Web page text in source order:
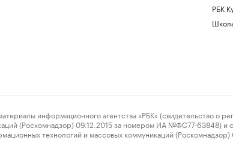
РБК
информационного агентства «РБК» (свидетельство о
(Роскомнадзор) 09.12.2015 за номером ИА №ФС77-63848) и
технологий и массовых коммуникаций